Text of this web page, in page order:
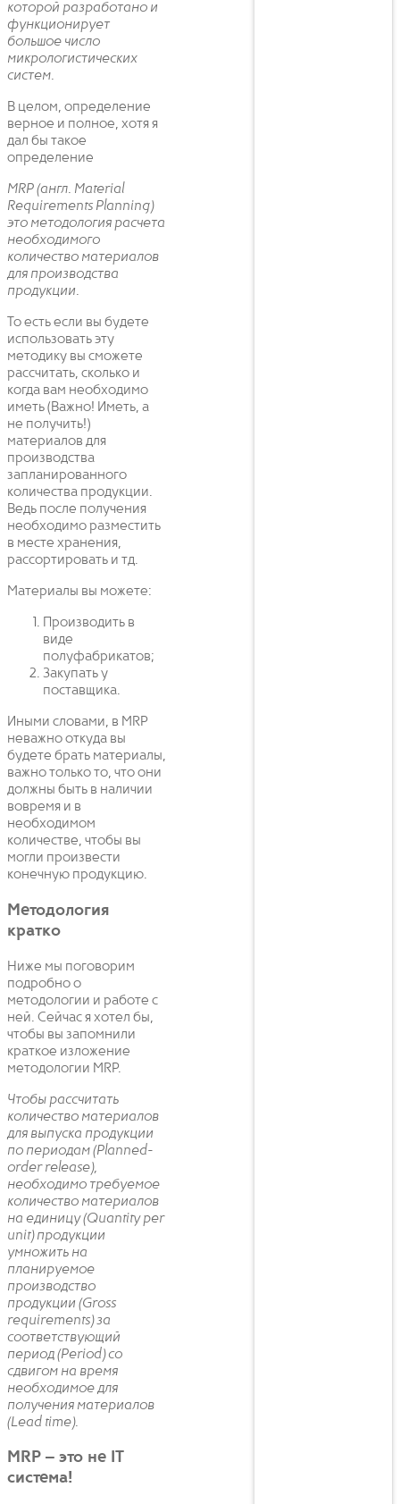
которой разработано и
функционирует
большое число
микрологистических
систем.
В целом, определение
верное и полное, хотя я
дал бы такое
определение
MRP (англ. Material
Requirements Planning)
это методология расчета
необходимого
количество материалов
для производства
продукции.
То есть если вы будете
использовать эту
методику вы сможете
рассчитать, сколько и
когда вам необходимо
иметь (Важно! Иметь, а
не получить!)
материалов для
производства
запланированного
количества продукции.
Ведь после получения
необходимо разместить
в месте хранения,
рассортировать и тд.
Материалы вы можете:
Производить в
виде
полуфабрикатов;
Закупать у
поставщика.
Иными словами, в MRP
неважно откуда вы
будете брать материалы,
важно только то, что они
должны быть в наличии
вовремя и в
необходимом
количестве, чтобы вы
могли произвести
конечную продукцию.
Методология
кратко
Ниже мы поговорим
подробно о
методологии и работе с
ней. Сейчас я хотел бы,
чтобы вы запомнили
краткое изложение
методологии MRP.
Чтобы рассчитать
количество материалов
для выпуска продукции
по периодам (Planned-
order release),
необходимо требуемое
количество материалов
на единицу (Quantity per
unit) продукции
умножить на
планируемое
производство
продукции (Gross
requirements) за
соответствующий
период (Period) со
сдвигом на время
необходимое для
получения материалов
(Lead time).
MRP – это не IT
система!